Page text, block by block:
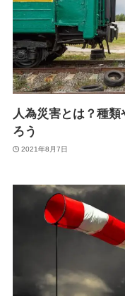
人為災害とは？種
ろう
2021年8月7日